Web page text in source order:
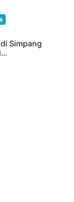
Simpang